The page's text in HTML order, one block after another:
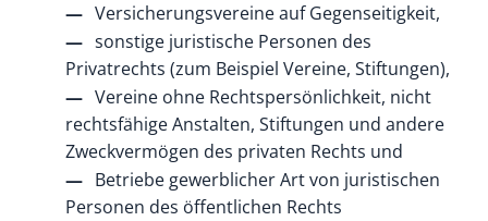
Versicherungsvereine auf Gegenseitigkeit,
sonstige juristische Personen des
Privatrechts (zum Beispiel Vereine, Stiftungen),
Vereine ohne Rechtspersönlichkeit, nicht
rechtsfähige Anstalten, Stiftungen und andere
Zweckvermögen des privaten Rechts und
Betriebe gewerblicher Art von juristischen
Personen des öffentlichen Rechts